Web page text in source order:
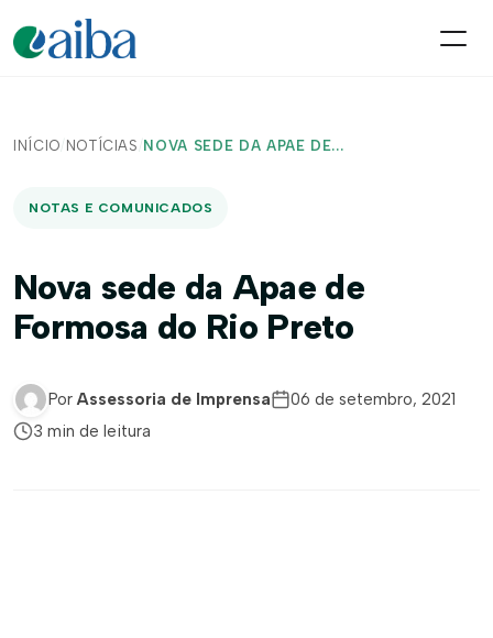
INÍCIO/ NOTÍCIAS / NOVA SEDE DA APAE DE...
NOTAS E COMUNICADOS
Nova sede da Apae de
Formosa do Rio Preto
Por Assessoria de Imprensa
06 de setembro, 2021
3 min de leitura